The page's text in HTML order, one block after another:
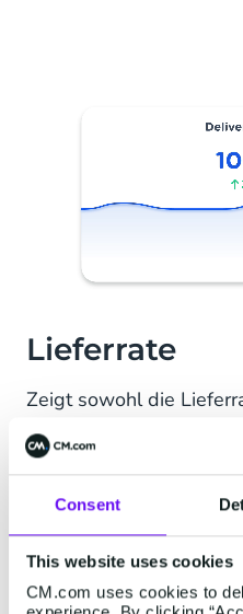
Consent
This website uses cookies
CM.com uses cookies to
Lieferrate
Zeigt sowohl die
zugestellten
absoluten Mengen. Auf
es daneben die
Nachrichten nicht
mapping*). Mit dieser
Routen und die
verbessert werden.